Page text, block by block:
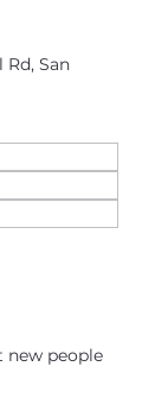
Rd, San
new people